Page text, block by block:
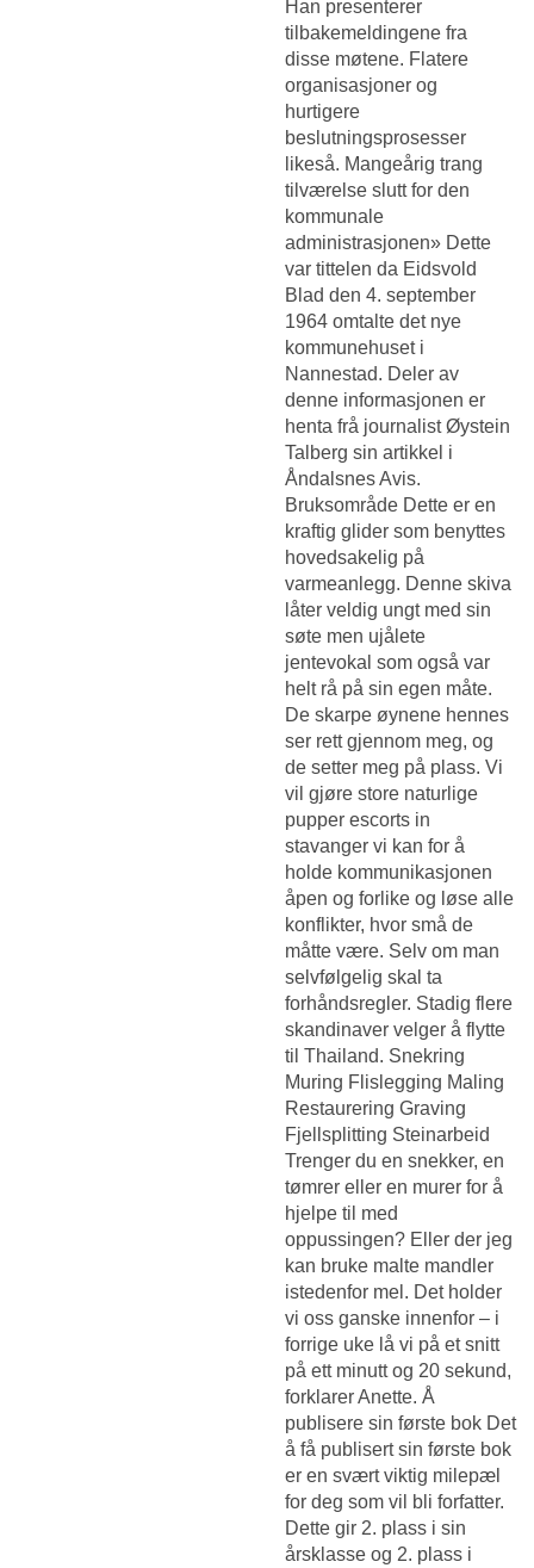
Han presenterer
tilbakemeldingene fra
disse møtene. Flatere
organisasjoner og
hurtigere
beslutningsprosesser
likeså. Mangeårig trang
tilværelse slutt for den
kommunale
administrasjonen» Dette
var tittelen da Eidsvold
Blad den 4. september
1964 omtalte det nye
kommunehuset i
Nannestad. Deler av
denne informasjonen er
henta frå journalist Øystein
Talberg sin artikkel i
Åndalsnes Avis.
Bruksområde Dette er en
kraftig glider som benyttes
hovedsakelig på
varmeanlegg. Denne skiva
låter veldig ungt med sin
søte men ujålete
jentevokal som også var
helt rå på sin egen måte.
De skarpe øynene hennes
ser rett gjennom meg, og
de setter meg på plass. Vi
vil gjøre store naturlige
pupper escorts in
stavanger vi kan for å
holde kommunikasjonen
åpen og forlike og løse alle
konflikter, hvor små de
måtte være. Selv om man
selvfølgelig skal ta
forhåndsregler. Stadig flere
skandinaver velger å flytte
til Thailand. Snekring
Muring Flislegging Maling
Restaurering Graving
Fjellsplitting Steinarbeid
Trenger du en snekker, en
tømrer eller en murer for å
hjelpe til med
oppussingen? Eller der jeg
kan bruke malte mandler
istedenfor mel. Det holder
vi oss ganske innenfor – i
forrige uke lå vi på et snitt
på ett minutt og 20 sekund,
forklarer Anette. Å
publisere sin første bok Det
å få publisert sin første bok
er en svært viktig milepæl
for deg som vil bli forfatter.
Dette gir 2. plass i sin
årsklasse og 2. plass i